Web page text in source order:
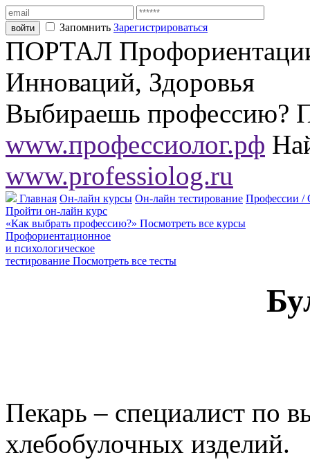
Запомнить Зарегистрироваться
ПОРТАЛ
Инноваций, Здоровья
Выбираешь профессию?
www.профессиолог.рф
www.professiolog.ru
Главная Он-лайн курсы Он-лайн тестирование Профессии /
Пройти он-лайн курс
«Как выбрать профессию?» Посмотреть все курсы
Профориентационное
и психологическое
тестирование Посмотреть все тесты
Пекарь – специалист по
хлебобулочных изделий.